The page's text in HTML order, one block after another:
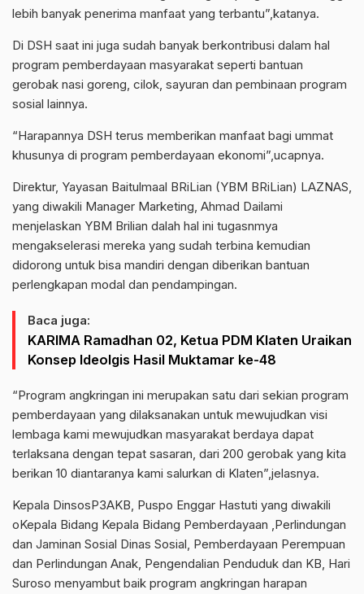
lebih banyak penerima manfaat yang terbantu”,katanya.
Di DSH saat ini juga sudah banyak berkontribusi dalam hal
program pemberdayaan masyarakat seperti bantuan
gerobak nasi goreng, cilok, sayuran dan pembinaan program
sosial lainnya.
“Harapannya DSH terus memberikan manfaat bagi ummat
khusunya di program pemberdayaan ekonomi”,ucapnya.
Direktur, Yayasan Baitulmaal BRiLian (YBM BRiLian) LAZNAS,
yang diwakili Manager Marketing, Ahmad Dailami
menjelaskan YBM Brilian dalah hal ini tugasnmya
mengakselerasi mereka yang sudah terbina kemudian
didorong untuk bisa mandiri dengan diberikan bantuan
perlengkapan modal dan pendampingan.
Baca juga:
KARIMA Ramadhan 02, Ketua PDM Klaten Uraikan
Konsep Ideolgis Hasil Muktamar ke-48
“Program angkringan ini merupakan satu dari sekian program
pemberdayaan yang dilaksanakan untuk mewujudkan visi
lembaga kami mewujudkan masyarakat berdaya dapat
terlaksana dengan tepat sasaran, dari 200 gerobak yang kita
berikan 10 diantaranya kami salurkan di Klaten”,jelasnya.
Kepala DinsosP3AKB, Puspo Enggar Hastuti yang diwakili
oKepala Bidang Kepala Bidang Pemberdayaan ,Perlindungan
dan Jaminan Sosial Dinas Sosial, Pemberdayaan Perempuan
dan Perlindungan Anak, Pengendalian Penduduk dan KB, Hari
Suroso menyambut baik program angkringan harapan